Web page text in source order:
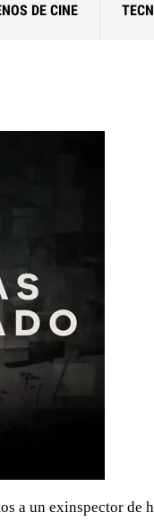
DE CINE
a un exinspector